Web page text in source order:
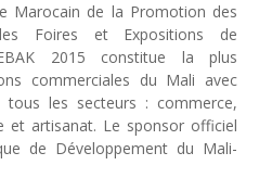
Chanel aux sommets de la
13 2026
: à l'ère de la "présence ciblée"
le pari du luxe et de la durabilité
roi dollar grince
Marocain de la Promotion des
Foires et Expositions de
2015 constitue la plus
commerciales du Mali avec
les secteurs : commerce,
et artisanat. Le sponsor officiel
de Développement du Mali-